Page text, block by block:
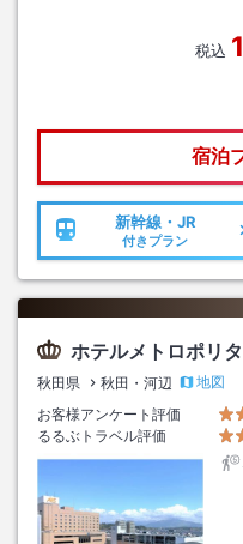
税込
宿泊
新幹線・JR
付きプラン
ホテルメトロポリ
秋田県 秋田・河辺
地図
お客様アンケート評価
るるぶトラベル評価